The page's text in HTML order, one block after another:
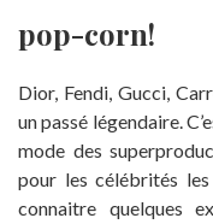
pop-corn!
Dior, Fendi, Gucci,
un passé légendaire.
mode des
pour les célébrités les
connaitre quelques